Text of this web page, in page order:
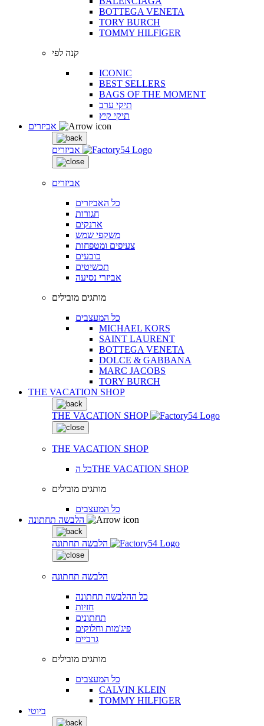
BOTTEGA VENETA
TORY BURCH
TOMMY HILFIGER
קנה לפי
ICONIC
BEST SELLERS
BAGS OF THE MOMENT
תיקי ערב
תיקי קיץ
אביזרים
אביזרים
כל האביזרים
חגורות
ארנקים
משקפי שמש
צעיפים ומטפחות
כובעים
תכשיטים
אביזרי נסיעה
מותגים מובילים
כל המעצבים
MICHAEL KORS
SAINT LAURENT
BOTTEGA VENETA
DOLCE & GABBANA
MARC JACOBS
TORY BURCH
THE VACATION SHOP
THE VACATION SHOP
THE VACATION SHOP
כל הTHE VACATION SHOP
מותגים מובילים
כל המעצבים
הלבשה תחתונה
הלבשה תחתונה
כל ההלבשה תחתונה
חזיות
תחתונים
פיג'מות וחלוקים
גרביים
מותגים מובילים
כל המעצבים
CALVIN KLEIN
TOMMY HILFIGER
ביוטי